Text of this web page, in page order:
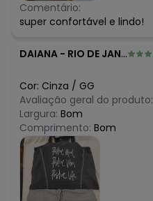
Comentário:
super confortável e lindo!
DAIANA - RIO DE JANEIRO - RJ
Cor: Cinza / GG
Avaliação geral do produto:
Largura: Bom
Comprimento: Bom